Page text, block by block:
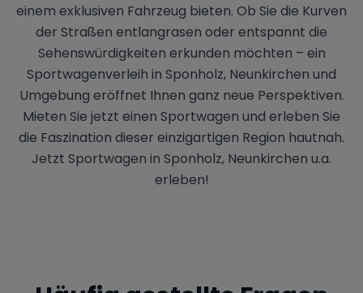
einem exklusiven Fahrzeug bieten. Ob Sie die Kurven
der Straßen entlangrasen oder entspannt die
Sehenswürdigkeiten erkunden möchten – ein
Sportwagenverleih in Sponholz, Neunkirchen und
Umgebung eröffnet Ihnen ganz neue Perspektiven.
Mieten Sie jetzt einen Sportwagen und erleben Sie
die Faszination dieser einzigartigen Region hautnah.
Jetzt Sportwagen in Sponholz, Neunkirchen u.a.
erleben!